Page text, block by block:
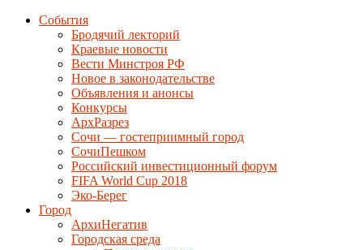
События
Бродячий лекторий
Краевые новости
Вести Минстроя РФ
Новое в законодательстве
Объявления и анонсы
Конкурсы
АрхРазрез
Сочи — гостеприимный город
СочиПешком
Российский инвестиционный форум
FIFA World Cup 2018
Эко-Берег
Город
АрхиНегатив
Городская среда